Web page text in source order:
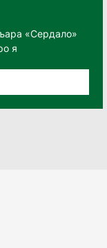
«Сердало»
я